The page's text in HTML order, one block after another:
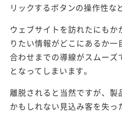
リックするボタンの操作性な
ウェブサイトを訪れたにも
りたい情報がどこにあるか
合わせまでの導線がスムーズ
となってしまいます。
離脱されると当然ですが、製
かもしれない見込み客を失っ